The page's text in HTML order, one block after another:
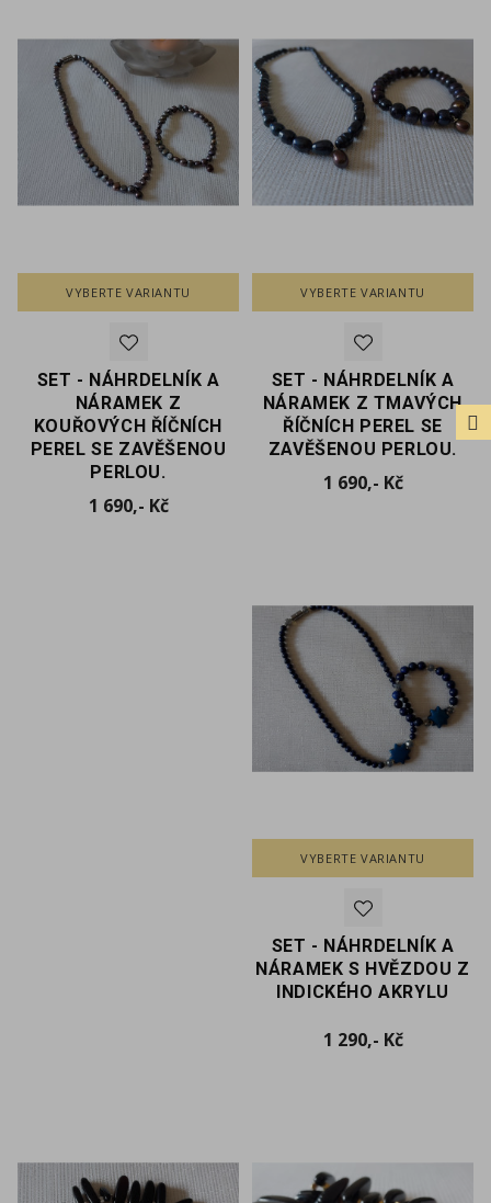
VYBERTE VARIANTU
SET - NÁHRDELNÍK A
NÁRAMEK Z
KOUŘOVÝCH ŘÍČNÍCH
PEREL SE ZAVĚŠENOU
PERLOU.
1 690,- KčCena
VYBERTE VARIANTU
SET - NÁHRDELNÍK A
NÁRAMEK Z TMAVÝCH
ŘÍČNÍCH PEREL SE
ZAVĚŠENOU PERLOU.
1 690,- KčCena
VYBERTE VARIANTU
SET - NÁHRDELNÍK A
NÁRAMEK S HVĚZDOU Z
INDICKÉHO AKRYLU
1 290,- KčCena